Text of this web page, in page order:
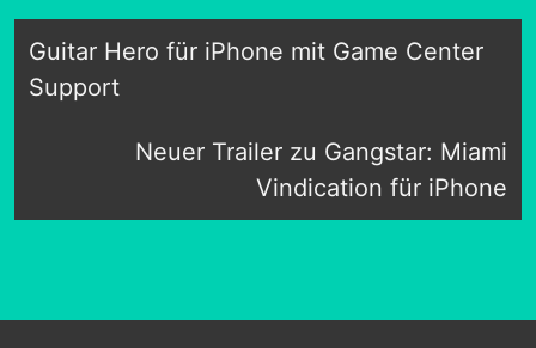
Guitar Hero für iPhone mit Game Center
Support
Neuer Trailer zu Gangstar: Miami
Vindication für iPhone